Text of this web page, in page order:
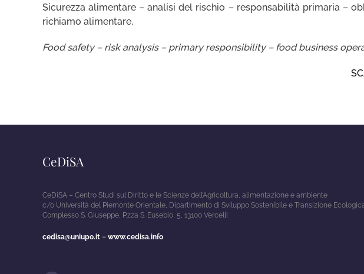
Sicurezza alimentare – analisi del rischio – responsabilità primaria –
richiamo alimentare.
Food safety – risk analysis – primary responsibility – food business
CeDiSA
CeDiSA – Centro Studi sul Diritto e le Scienze dell’Agricoltura, alimentazione e ambiente
c/o Università del Piemonte Orientale, Dipartimento di Sviluppo Sostenibile e Transizione
Complesso S. Giuseppe, P.zza S. Eusebio, 5, 13100 Vercelli
cedisa@uniupo.it – www.cedisa.info